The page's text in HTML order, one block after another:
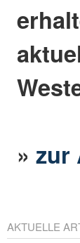
»zur
AKTUELLE